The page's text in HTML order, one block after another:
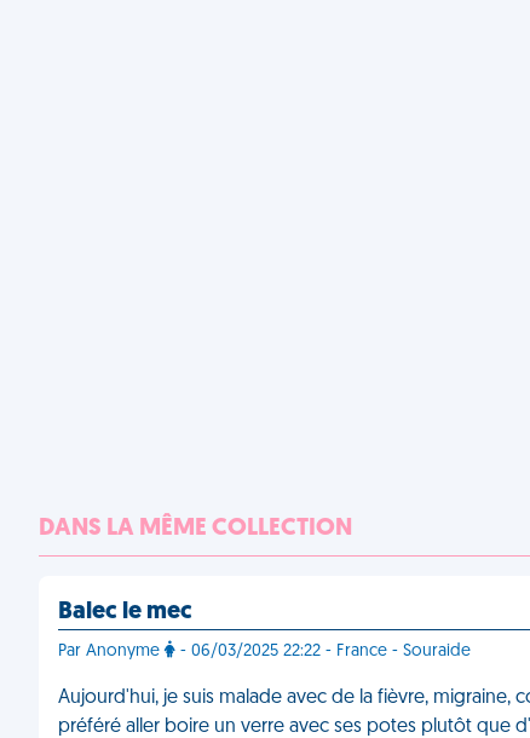
DANS LA MÊME COLLECTION
Balec le mec
Par Anonyme - 06/03/2025 22:22 - France - Souraide
Aujourd'hui, je suis malade avec de la fièvre,
préféré aller boire un verre avec ses potes plutôt que